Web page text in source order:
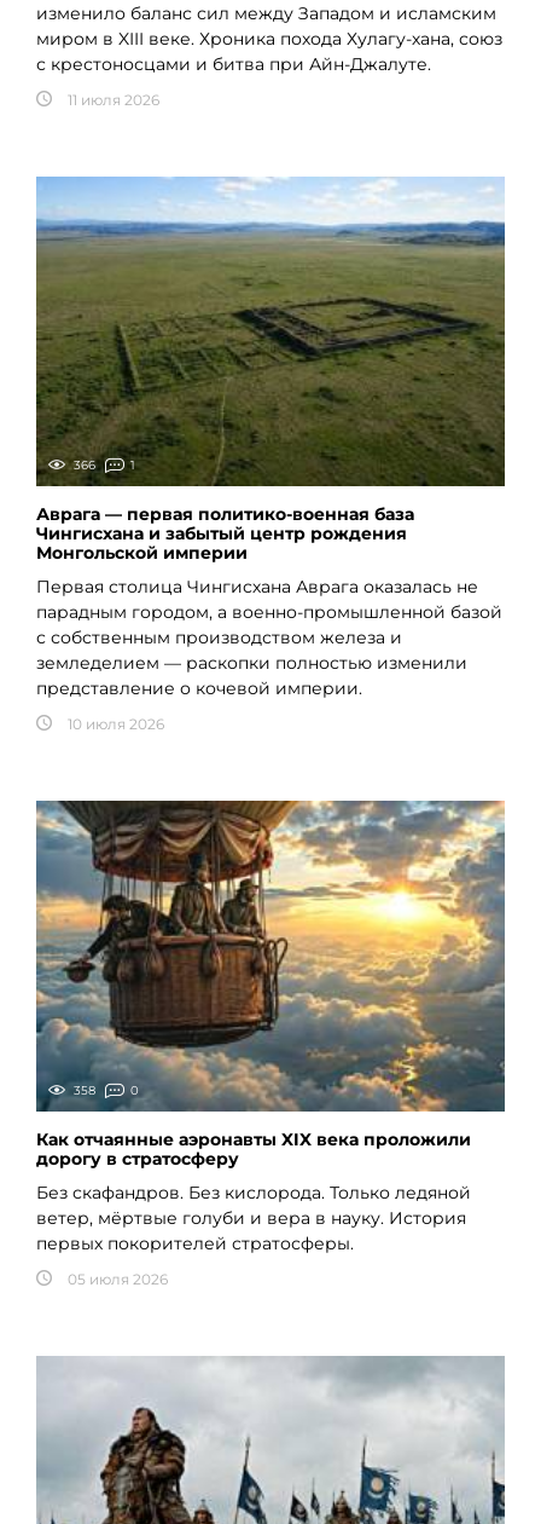
изменило баланс сил между Западом и исламским
миром в XIII веке. Хроника похода Хулагу-хана, союз
с крестоносцами и битва при Айн-Джалуте.
11 июля 2026
366 1
Аврага — первая политико-военная база
Чингисхана и забытый центр рождения
Монгольской империи
Первая столица Чингисхана Аврага оказалась не
парадным городом, а военно-промышленной базой
с собственным производством железа и
земледелием — раскопки полностью изменили
представление о кочевой империи.
10 июля 2026
358 0
Как отчаянные аэронавты XIX века проложили
дорогу в стратосферу
Без скафандров. Без кислорода. Только ледяной
ветер, мёртвые голуби и вера в науку. История
первых покорителей стратосферы.
05 июля 2026